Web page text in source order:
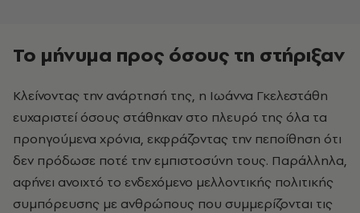
Το μήνυμα προς όσους τη στήριξαν
Κλείνοντας την ανάρτησή της, η Ιωάννα Γκελεστάθη
ευχαριστεί όσους στάθηκαν στο πλευρό της όλα τα
προηγούμενα χρόνια, εκφράζοντας την πεποίθηση ότι
δεν πρόδωσε ποτέ την εμπιστοσύνη τους. Παράλληλα,
αφήνει ανοιχτό το ενδεχόμενο μελλοντικής πολιτικής
συμπόρευσης με ανθρώπους που συμμερίζονται τις